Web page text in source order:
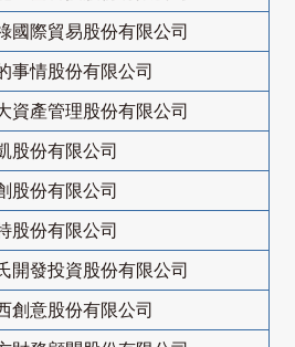
國際貿易股份有限公司
事情股份有限公司
資產管理股份有限公司
股份有限公司
股份有限公司
股份有限公司
開發投資股份有限公司
創意股份有限公司